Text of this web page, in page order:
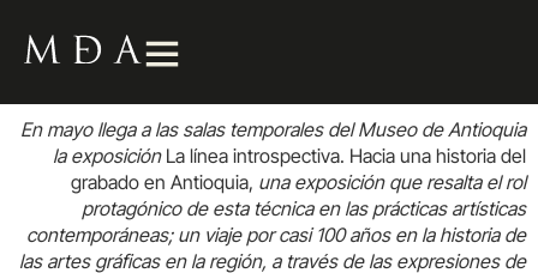
En mayo llega a las salas temporales del Museo de Antioquia
la exposición La línea introspectiva. Hacia una historia del
grabado en Antioquia, una exposición que resalta el rol
protagónico de esta técnica en las prácticas artísticas
contemporáneas; un viaje por casi 100 años en la historia de
las artes gráficas en la región, a través de las expresiones de